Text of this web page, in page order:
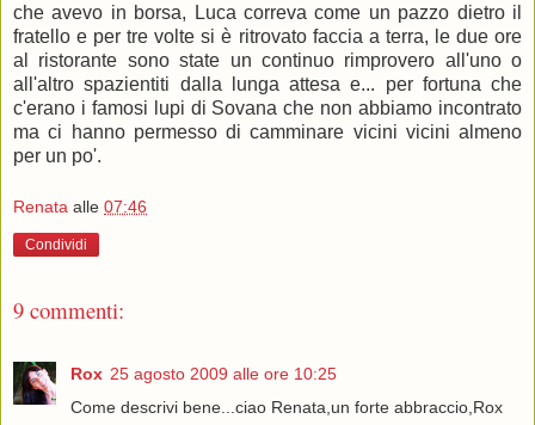
che avevo in borsa, Luca correva come un pazzo dietro il
fratello e per tre volte si è ritrovato faccia a terra, le due ore
al ristorante sono state un continuo rimprovero all'uno o
all'altro spazientiti dalla lunga attesa e... per fortuna che
c'erano i famosi lupi di Sovana che non abbiamo incontrato
ma ci hanno permesso di camminare vicini vicini almeno
per un po'.
Renata alle 07:46
Condividi
9 commenti:
Rox 25 agosto 2009 alle ore 10:25
Come descrivi bene...ciao Renata,un forte abbraccio,Rox